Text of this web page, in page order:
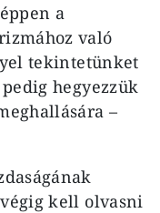
a
való
tekintetünket
hegyezzük
–
kell olvasni